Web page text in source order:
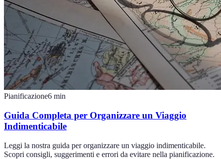
Pianificazione6 min
Guida Completa per Organizzare un Viaggio
Indimenticabile
Leggi la nostra guida per organizzare un viaggio indimenticabile.
Scopri consigli, suggerimenti e errori da evitare nella pianificazione.